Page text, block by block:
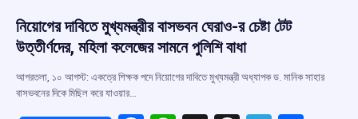
নিয়োগের দাবিতে মুখ্যমন্ত্রীর বাসভবন ঘেরাও-র চেষ্টা টেট
উত্তীর্ণদের, মহিলা কলেজের সামনে পুলিশি বাধা
আগরতলা, ১০ আগস্ট: একত্রে শিক্ষক পদে নিয়োগের দাবিতে মুখ্যমন্ত্রী অধ্যাপক ড. মানিক সাহার
বাসভবনের দিকে মিছিল করে যাওয়ার…